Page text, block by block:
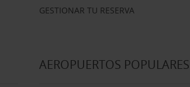
GESTIONAR TU RESERVA
AEROPUERTOS POPULARES